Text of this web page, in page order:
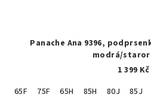
Panache Ana 9396,
modrá/
1 399 Kč
65F
75F 65H 85H 80J
85J